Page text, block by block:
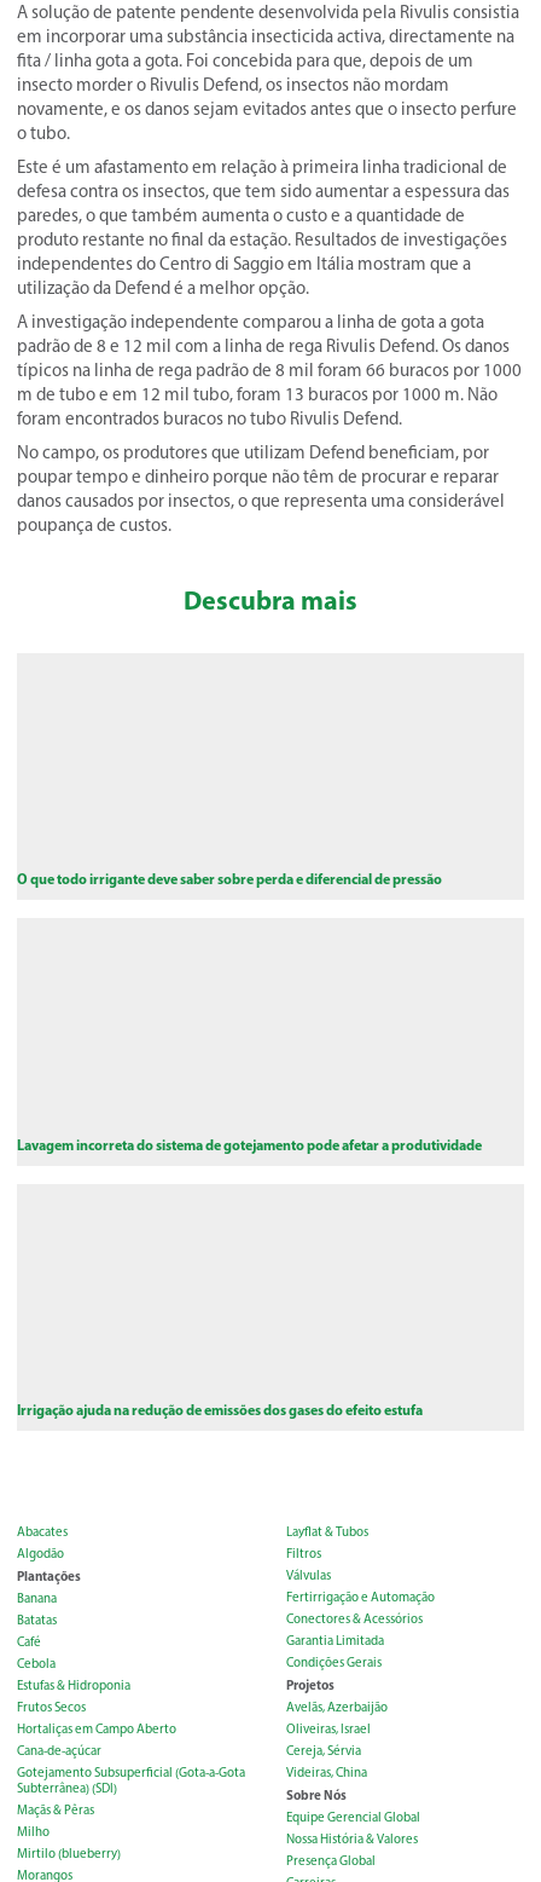
A solução de patente pendente desenvolvida pela Rivulis consistia
em incorporar uma substância insecticida activa, directamente na
fita / linha gota a gota. Foi concebida para que, depois de um
insecto morder o Rivulis Defend, os insectos não mordam
novamente, e os danos sejam evitados antes que o insecto perfure
o tubo.
Este é um afastamento em relação à primeira linha tradicional de
defesa contra os insectos, que tem sido aumentar a espessura das
paredes, o que também aumenta o custo e a quantidade de
produto restante no final da estação. Resultados de investigações
independentes do Centro di Saggio em Itália mostram que a
utilização da Defend é a melhor opção.
A investigação independente comparou a linha de gota a gota
padrão de 8 e 12 mil com a linha de rega Rivulis Defend. Os danos
típicos na linha de rega padrão de 8 mil foram 66 buracos por 1000
m de tubo e em 12 mil tubo, foram 13 buracos por 1000 m. Não
foram encontrados buracos no tubo Rivulis Defend.
No campo, os produtores que utilizam Defend beneficiam, por
poupar tempo e dinheiro porque não têm de procurar e reparar
danos causados por insectos, o que representa uma considerável
poupança de custos.
Descubra mais
O que todo irrigante deve saber sobre perda e diferencial de pressão
Lavagem incorreta do sistema de gotejamento pode afetar a produtividade
Irrigação ajuda na redução de emissões dos gases do efeito estufa
Abacates
Algodão
Plantações
Banana
Batatas
Café
Cebola
Estufas & Hidroponia
Frutos Secos
Hortaliças em Campo Aberto
Cana-de-açúcar
Gotejamento Subsuperficial (Gota-a-Gota
Subterrânea) (SDI)
Maçãs & Pêras
Milho
Mirtilo (blueberry)
Morangos
Layflat & Tubos
Filtros
Válvulas
Fertirrigação e Automação
Conectores & Acessórios
Garantia Limitada
Condições Gerais
Projetos
Avelãs, Azerbaijão
Oliveiras, Israel
Cereja, Sérvia
Videiras, China
Sobre Nós
Equipe Gerencial Global
Nossa História & Valores
Presença Global